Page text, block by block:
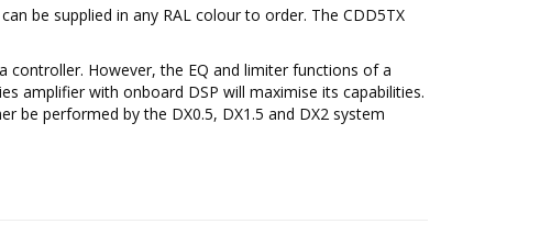
be supplied in any RAL colour to order. The CDD5TX
However, the EQ and limiter functions of a
amplifier with onboard DSP will maximise its capabilities.
be performed by the DX0.5, DX1.5 and DX2 system